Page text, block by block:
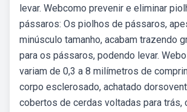
levar. Webcomo prevenir e eliminar
pássaros: Os piolhos de pássaros,
minúsculo tamanho, acabam trazendo
para os pássaros, podendo levar.
variam de 0,3 a 8 milímetros de
corpo esclerosado, achatado
cobertos de cerdas voltadas para trás,